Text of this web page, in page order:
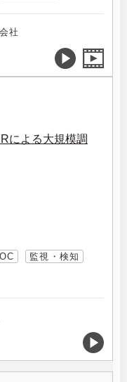
社
による大規模調
監視・検知